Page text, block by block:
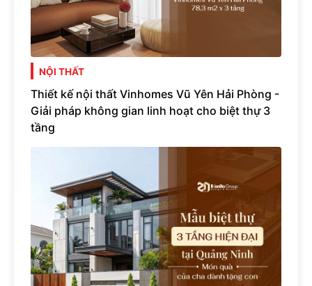
NỘI THẤT
Thiết kế nội thất Vinhomes Vũ Yên Hải Phòng -
Giải pháp không gian linh hoạt cho biệt thự 3
tầng